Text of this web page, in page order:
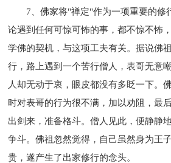
7、佛家将"禅定"作为一项重要的修
论遇到任何可惊可怖的事，都不惊不怖
学佛的契机，与这项工夫有关。据说佛
行，路上遇到一个苦行僧人，表哥无意
人却无动于衷，眼皮都没有多眨一下。
时对表哥的行为很不满，加以劝阻，最
出剑来，准备格斗。僧人见此，便静静
争斗。佛祖忽然觉得，自己虽然身为王
贵，遂产生了出家修行的念头。